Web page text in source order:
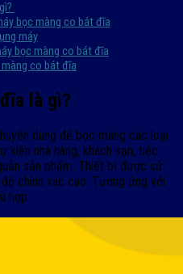
bọc màng co bát đĩa
máy
bọc màng co bát đĩa
co bát đĩa
là gì?
dùng để bọc màng các loại
kiện nhà hàng, khách sạn, tiệc
sản phẩm. Thiết bị được sử
chính xác cao. Tương ứng với
hợp.